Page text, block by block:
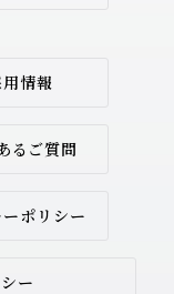
情報
るご質問
ーポリシー
ー